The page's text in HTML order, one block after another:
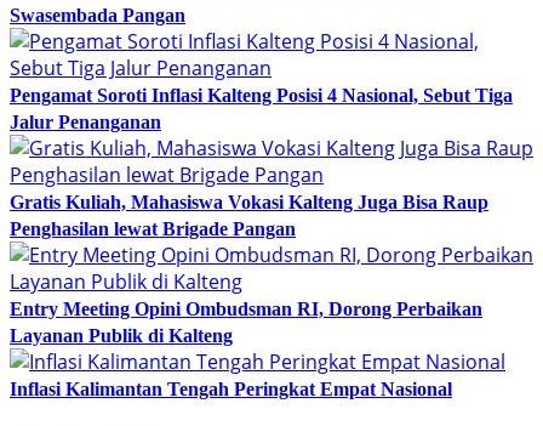
Swasembada Pangan
Pengamat Soroti Inflasi Kalteng Posisi 4 Nasional, Sebut Tiga
Jalur Penanganan
Gratis Kuliah, Mahasiswa Vokasi Kalteng Juga Bisa Raup
Penghasilan lewat Brigade Pangan
Entry Meeting Opini Ombudsman RI, Dorong Perbaikan
Layanan Publik di Kalteng
Inflasi Kalimantan Tengah Peringkat Empat Nasional